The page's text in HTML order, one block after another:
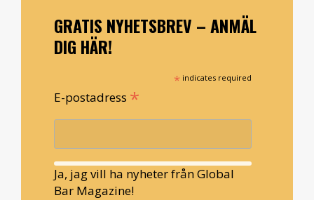
GRATIS NYHETSBREV – ANMÄL
DIG HÄR!
* indicates required
E-postadress *
Ja, jag vill ha nyheter från Global
Bar Magazine!